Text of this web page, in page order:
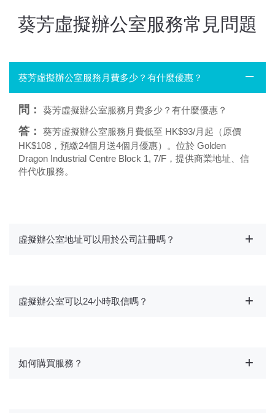
葵芳虛擬辦公室服務常見問題
葵芳虛擬辦公室服務月費多少？有什麼優惠？
問： 葵芳虛擬辦公室服務月費多少？有什麼優惠？
答：
葵芳虛擬辦公室服務月費低至 HK$93/月起（原價
HK$108，預繳24個月送4個月優惠）。位於 Golden
Dragon Industrial Centre Block 1, 7/F，提供商業地址、信
件代收服務。
虛擬辦公室地址可以用於公司註冊嗎？
虛擬辦公室可以24小時取信嗎？
如何購買服務？